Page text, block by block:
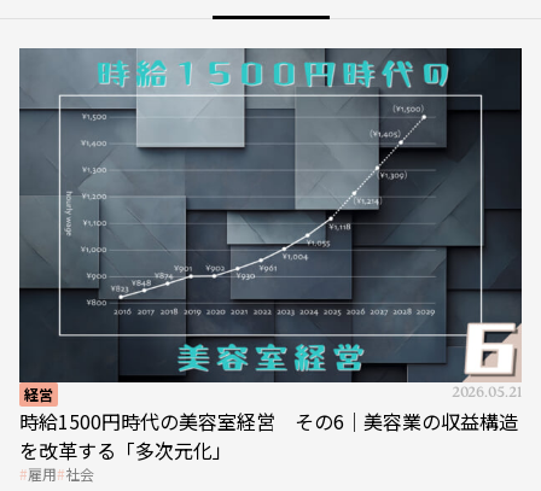
経営 2026.05.21
時給1500円時代の美容室経営 その6｜美容業の収益構造
を改革する「多次元化」
雇用 社会